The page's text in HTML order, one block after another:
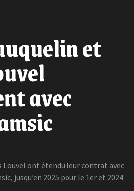
et
avec
Louvel ont étendu leur contrat avec
jusqu’en 2025 pour le 1er et 2024